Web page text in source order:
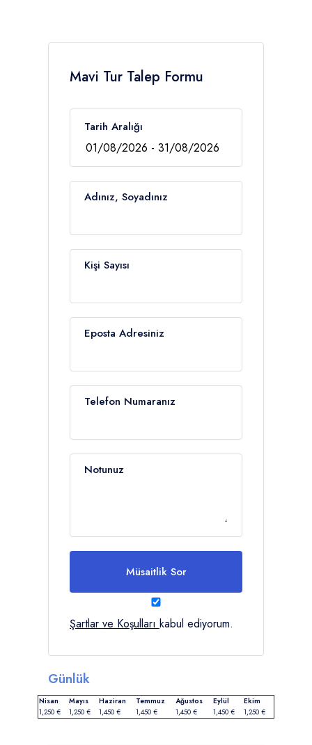
Mavi Tur Talep Formu
Tarih Aralığı
Adınız, Soyadınız
Kişi Sayısı
Eposta Adresiniz
Telefon Numaranız
Notunuz
Müsaitlik Sor
Şartlar ve Koşulları kabul ediyorum.
Günlük
Nisan Mayıs Haziran Temmuz Ağustos Eylül
Ekim
1,250 €
1,250 € 1,450 € 1,450 € 1,450 € 1,450 € 1,250 €